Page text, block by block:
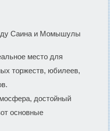
Саина и Момышулы
место для
торжеств, юбилеев,
достойный
основные